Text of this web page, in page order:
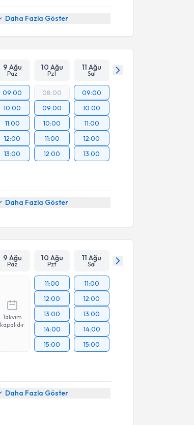
Daha Fazla Göster
9 Ağu
Paz
10 Ağu
Pzt
11 Ağu
Sal
09:00
10:00
11:00
12:00
13:00
08:00
09:00
10:00
11:00
12:00
09:00
10:00
11:00
12:00
13:00
Daha Fazla Göster
9 Ağu
Paz
10 Ağu
Pzt
11 Ağu
Sal
Takvim
kapalıdır
11:00
12:00
13:00
14:00
15:00
11:00
12:00
13:00
14:00
15:00
Daha Fazla Göster